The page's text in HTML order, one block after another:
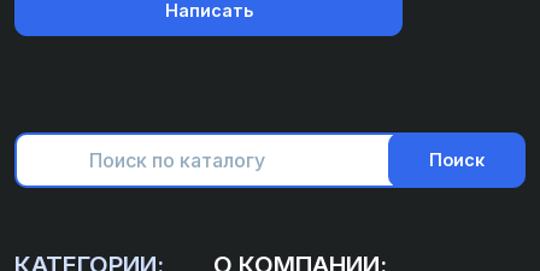
Написать
Поиск
КАТЕГОРИИ: О КОМПАНИИ: